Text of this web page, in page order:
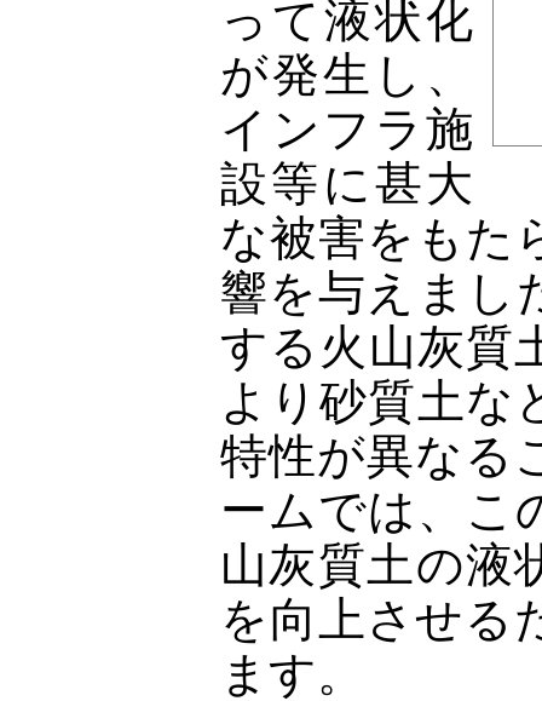
って液状化
が発生し、
インフラ施
設等に甚大
な被害をもた
響を与えまし
する火山灰質
より砂質土な
特性が異なる
ームでは、こ
山灰質土の液
を向上させる
ます。